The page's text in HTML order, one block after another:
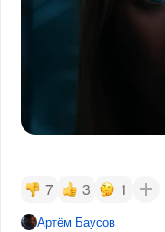
7 3 1
Артём Баусов